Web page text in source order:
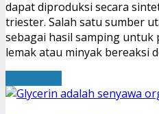
dapat diproduksi secara
triester. Salah satu sumber
sebagai hasil samping untuk
lemak atau minyak bereaksi